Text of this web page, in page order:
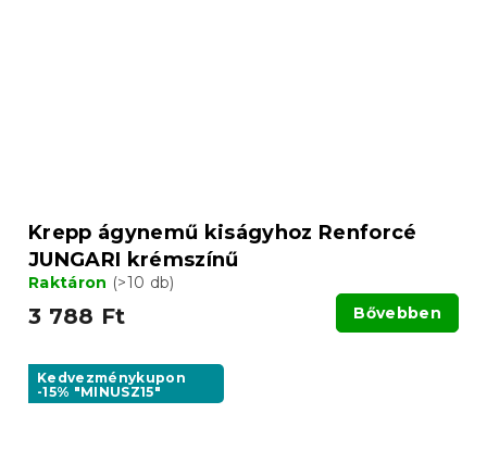
Krepp ágynemű kiságyhoz Renforcé
JUNGARI krémszínű
Raktáron (>10 db)
3 788 Ft Bővebben
Kedvezménykupon
-15% "MINUSZ15"